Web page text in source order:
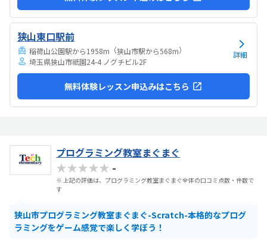
狭山東口駅前
稲荷山公園駅から1958m （狭山市駅から568m）
埼玉県狭山市祇園24-4 ノグチビル2F
詳細
無料体験レッスン申込みはこちら
プログラミング教室まぐまぐ
★★★★★ -
※ 上記の評価は、プログラミング教室まぐまぐ全体の口コミ点数・件数で
す
狭山市プログラミング教室まぐまぐ-Scratch-本格的なプログ
ラミングをゲーム感覚で楽しく学ぼう！